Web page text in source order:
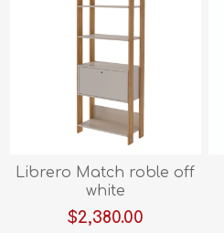
Librero Match roble off
white
$2,380.00